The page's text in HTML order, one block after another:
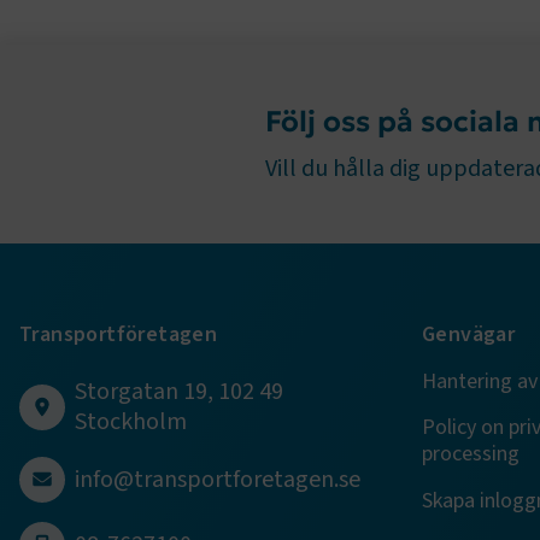
Följ oss på sociala
Vill du hålla dig
Transportföretagen
Storgatan 19, 102 49
Stockholm
info@transportforetagen.se
Genvägar
Hantering
Policy on
processing
Skapa
TF-XSRF-
session